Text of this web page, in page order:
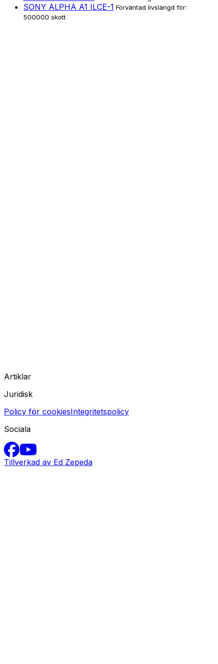
SONY ALPHA A1 ILCE-1 Förväntad livslängd för:
500000 skott
Artiklar
Juridisk
Policy för cookiesIntegritetspolicy
Sociala
Tillverkad av Ed Zepeda